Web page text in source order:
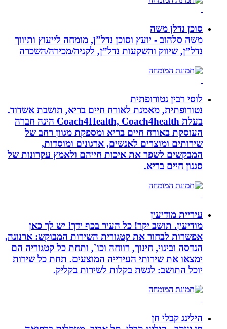
סוכן נדלן משה
משה סלהוב - יועץ וסוכן נדל”ן, מומחה לייעוץ ותיווך
נדל”ן, שיווק והשקעות נדל”ן, לקניה/מכירה/השכרה
לוסי רבין נטורופתית
נטורופתית, מאמנת לאורח חיים בריא, תושבת אשדוד.
בעלת Coach4Health, Coach4health הינה חברה
העוסקת באורח חיים בריא ומספקת מגוון רחב של
שירותים ומוצרים לאנשים, ארגונים ומוסדות,
המבקשים לשפר את איכות חייהם ולאמץ עקרונות של
סגנון חיים בריא.
עיריית מודיעין
מודיעין. תושב יקר! כל העיר בכף ידך! יש לך כאן
אפשרות לבחור את קטגורית השירות המבוקש: ארנונה,
הנדסה ובינוי, חינוך, רווחה וכו`, ותחת כל קטגוריה הם
ימצאו את שירותי העירייה המוצעים. תחת כל שירות
יוכל התושב: לגשת בקלות לשירות בקליק.
הילינג קבלי חן